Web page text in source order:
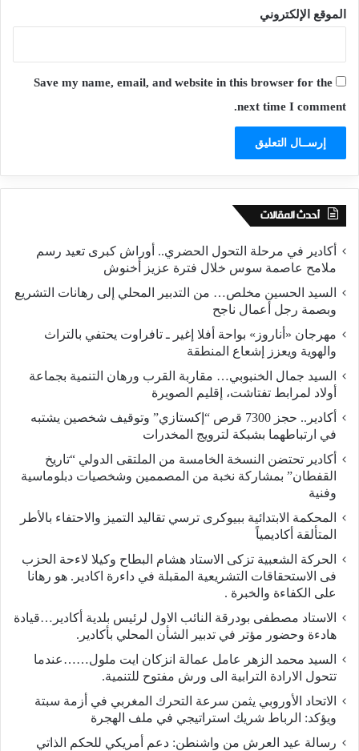
الموقع الإلكتروني
Save my name, email, and website in this browser for the
next time I comment.
أحدث المقالات
أكادير في مرحلة التحول الحضري.. أوراش كبرى تعيد رسم
ملامح عاصمة سوس خلال فترة عزيز أخنوش
السيد الحسين مخلص… من التدبير المحلي إلى رهانات التشريع
وبصمة رجل أعمال ناجح
مهرجان «أناروز» بواحة أفلا إغير ـ تافراوت يحتفي بالتراث
والهوية ويعزز إشعاع المنطقة
السيد جمال الخنبوبي… مقاربة القرب ورهان التنمية بجماعة
أولاد لمرابط تفتاشت، إقليم الصويرة
أكادير.. حجز 7300 قرص “إكستازي” وتوقيف شخصين يشتبه
في ارتباطهما بشبكة لترويج المخدرات
أكادير تحتضن النسخة الخامسة من الملتقى الدولي “تاريخ
القفطان” بمشاركة نخبة من المصممين وشخصيات دبلوماسية
وفنية
المحكمة الابتدائية ببيوكرى ترسي تقاليد التميز والاحتفاء بالأطر
المتألقة أكاديمياً
الحركة الشعبية تزكى الاستاد هشام البطاح وكيلا لاءحة الحزب
فى الاستحقاقات التشريعية المقبلة في داءرة اكادير. هو رهانا
على الكفاءة والخبرة .
الاستاد مصطفى بودرقة النائب الاول لرئيس بلدية أكادير…قيادة
هادءة وحضور مؤتر في تدبير الشأن المحلي بأكادير.
السيد محمد الزهر عامل عمالة انزكان ايت ملول……عندما
تتحول الارادة الترابية الى ورش مفتوح للتنمية.
الاتحاد الأوروبي يثمن سرعة التحرك المغربي في أزمة سبتة
ويؤكد: الرباط شريك استراتيجي في ملف الهجرة
رسالة عيد العرش من واشنطن: دعم أمريكي للحكم الذاتي